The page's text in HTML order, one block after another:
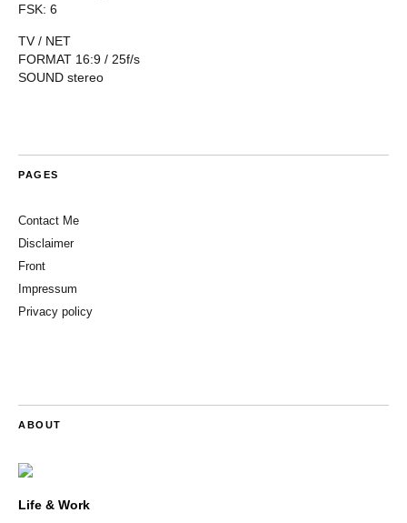
FSK: 6
TV / NET
FORMAT 16:9 / 25f/s
SOUND stereo
PAGES
Contact Me
Disclaimer
Front
Impressum
Privacy policy
ABOUT
Life & Work